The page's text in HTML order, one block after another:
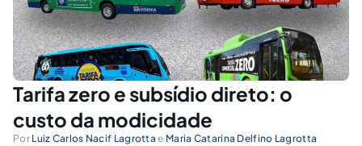
Tarifa zero e subsídio direto: o
custo da modicidade
Por Luiz Carlos Nacif Lagrotta e Maria Catarina Delfino Lagrotta